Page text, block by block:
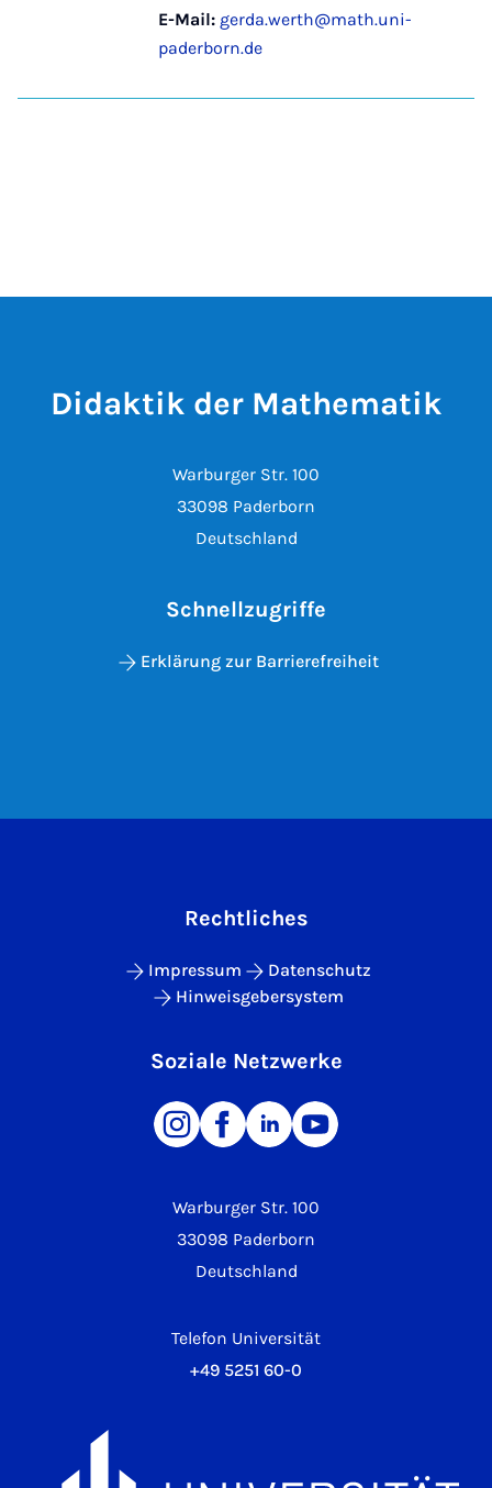
E-Mail: gerda.werth@math.uni-
paderborn.de
Didaktik der Mathematik
Warburger Str. 100
33098 Paderborn
Deutschland
Schnellzugriffe
Erklärung zur Barrierefreiheit
Warburger Str. 100
33098 Paderborn
Deutschland
Telefon Universität
+49 5251 60-0
Rechtliches
Impressum
Datenschutz
Hinweisgebersystem
Soziale Netzwerke